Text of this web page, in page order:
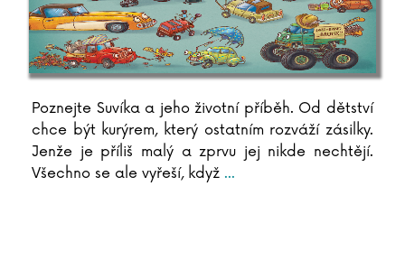
Poznejte Suvíka a jeho životní příběh. Od dětství
chce být kurýrem, který ostatním rozváží zásilky.
Jenže je příliš malý a zprvu jej nikde nechtějí.
Všechno se ale vyřeší, když ...